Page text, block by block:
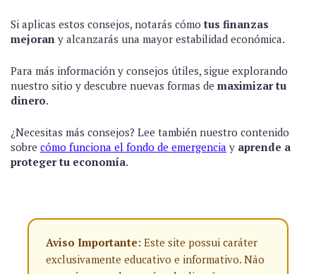
Si aplicas estos consejos, notarás cómotus finanzas
mejoran y alcanzarás una mayor estabilidad económica.
Para más información y consejos útiles, sigue explorando
nuestro sitio y descubre nuevas formas de maximizar tu
dinero.
¿Necesitas más consejos? Lee también nuestro contenido
sobre cómo funciona el fondo de emergencia y aprende a
proteger tu economía.
Aviso Importante: Este site possui caráter
exclusivamente educativo e informativo. Não